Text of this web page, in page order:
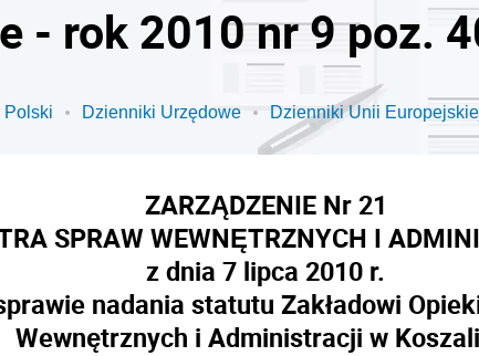
- rok 2010 nr 9 poz.
Polski Dzienniki Urzędowe Dzienniki Unii
ZARZĄDZENIE Nr 21
SPRAW WEWNĘTRZNYCH I
z dnia 7 lipca 2010 r.
nadania statutu Zakładowi
Wewnętrznych i Administracji w